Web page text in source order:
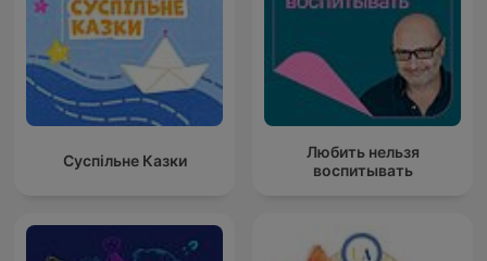
Суспільне Казки
Любить нельзя
воспитывать